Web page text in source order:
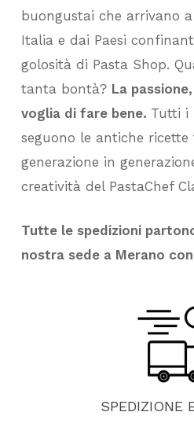
buongustai che arrivano
Italia e dai Paesi
golosità di Pasta Shop.
tanta bontà? La
voglia di fare bene. Tutti i
seguono le antiche
generazione in
creatività del PastaChef
Tutte le spedizioni
nostra sede a Merano
SPEDIZIONE